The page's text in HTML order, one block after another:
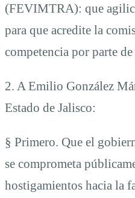
(FEVIMTRA): que
para que acredite la
competencia por parte
2. A Emilio González
Estado de Jalisco:
§ Primero. Que el
se comprometa
hostigamientos hacia la